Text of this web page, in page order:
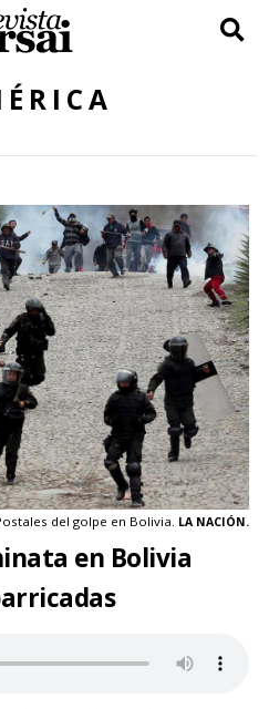
del golpe en Bolivia. LA NACIÓN.
en Bolivia